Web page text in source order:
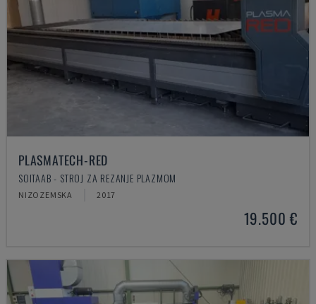
PLASMATECH-RED
SOITAAB - STROJ ZA REZANJE PLAZMOM
NIZOZEMSKA 2017
19.500 €